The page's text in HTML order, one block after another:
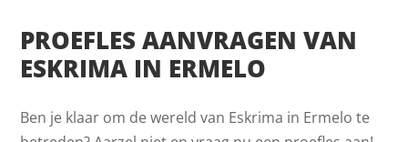
PROEFLES AANVRAGEN VAN
ESKRIMA IN ERMELO
Ben je klaar om de wereld van Eskrima in Ermelo te